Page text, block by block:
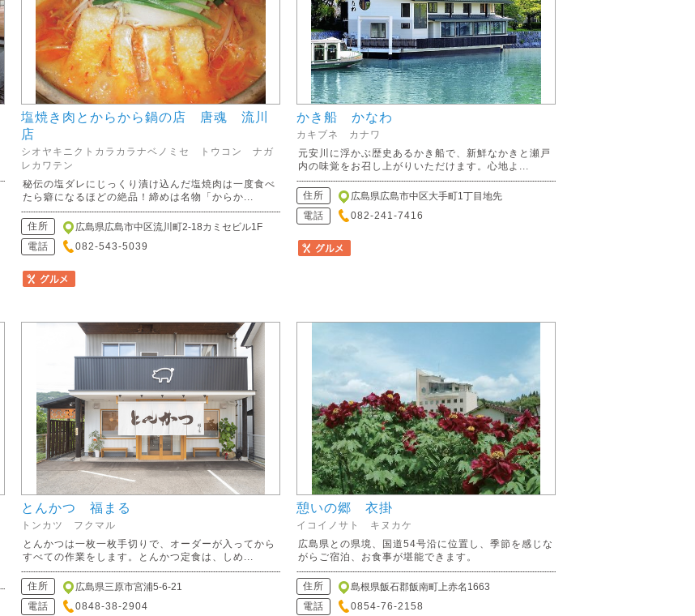
塩焼き肉とからから鍋の店 唐魂 流川
店
シオヤキニクトカラカラナベノミセ トウコン ナガ
レカワテン
秘伝の塩ダレにじっくり漬け込んだ塩焼肉は一度食べ
たら癖になるほどの絶品！締めは名物「からか...
住所
広島県広島市中区流川町2-18カミセビル1F
電話
082-543-5039
かき船 かなわ
カキブネ カナワ
元安川に浮かぶ歴史あるかき船で、新鮮なかきと瀬戸
内の味覚をお召し上がりいただけます。心地よ...
住所
広島県広島市中区大手町1丁目地先
電話
082-241-7416
とんかつ 福まる
トンカツ フクマル
とんかつは一枚一枚手切りで、オーダーが入ってから
すべての作業をします。とんかつ定食は、しめ...
住所
広島県三原市宮浦5-6-21
電話
0848-38-2904
憩いの郷 衣掛
イコイノサト キヌカケ
広島県との県境、国道54号沿に位置し、季節を感じな
がらご宿泊、お食事が堪能できます。
住所
島根県飯石郡飯南町上赤名1663
電話
0854-76-2158